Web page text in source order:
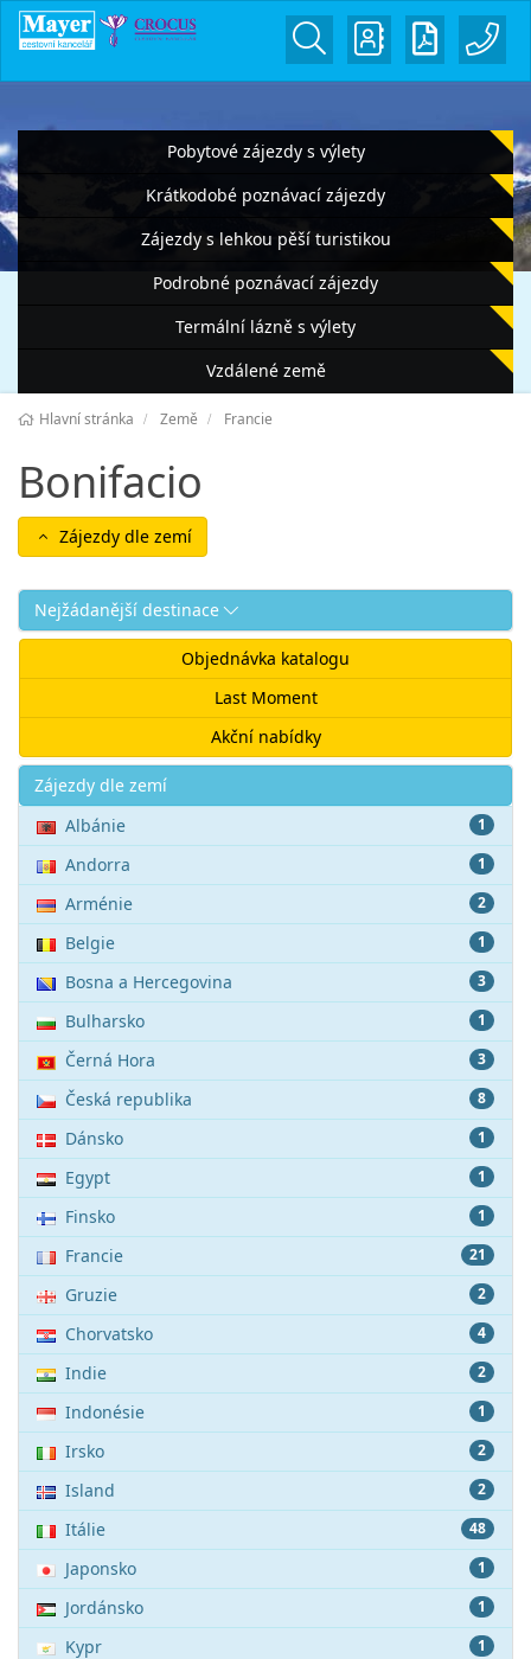
Pobytové zájezdy s výlety
Krátkodobé poznávací zájezdy
Zájezdy s lehkou pěší turistikou
Podrobné poznávací zájezdy
Termální lázně s výlety
Vzdálené země
Hlavní stránka Země Francie
Bonifacio
Zájezdy dle zemí
Nejžádanější destinace
Objednávka katalogu
Last Moment
Akční nabídky
Akce
Zájezdy dle zemí
1
Albánie
1
Andorra
2
Arménie
1
Belgie
3
Bosna a Hercegovina
1
Bulharsko
3
Černá Hora
8
Česká republika
1
Dánsko
1
Egypt
1
Finsko
21
Francie
2
Gruzie
4
Chorvatsko
2
Indie
1
Indonésie
2
Irsko
2
Island
48
Itálie
1
Japonsko
1
Jordánsko
1
Kypr